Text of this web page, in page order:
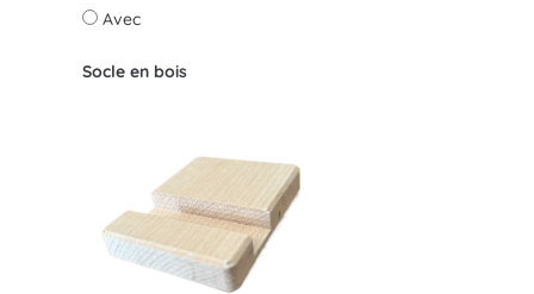
Avec
Socle en bois